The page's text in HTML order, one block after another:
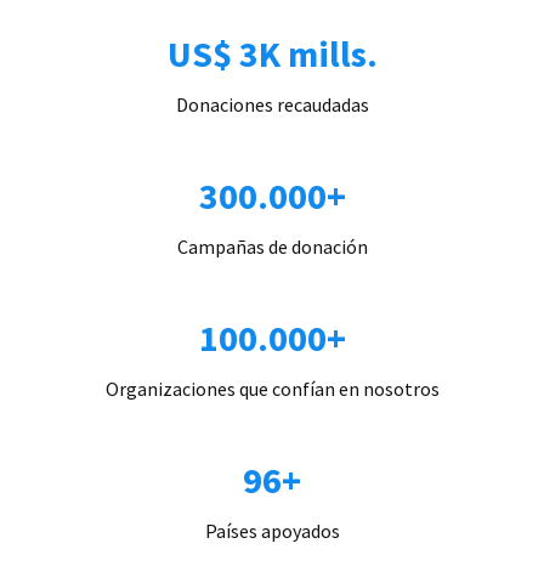
US$ 3K mills.
Donaciones recaudadas
300.000+
Campañas de donación
100.000+
Organizaciones que confían en nosotros
96+
Países apoyados